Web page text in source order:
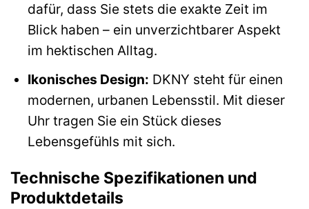
dafür, dass Sie stets die exakte Zeit im
Blick haben – ein unverzichtbarer Aspekt
im hektischen Alltag.
Ikonisches Design: DKNY steht für einen
modernen, urbanen Lebensstil. Mit dieser
Uhr tragen Sie ein Stück dieses
Lebensgefühls mit sich.
Technische Spezifikationen und
Produktdetails